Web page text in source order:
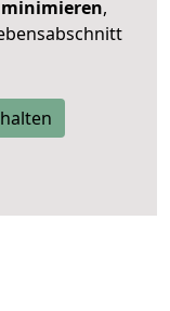
minimieren,